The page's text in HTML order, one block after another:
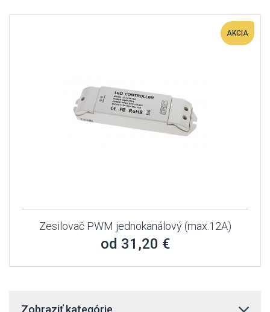
AKCIA
Zesilovač PWM jednokanálový (max.12A)
od 31,20 €
Zobraziť kategórie